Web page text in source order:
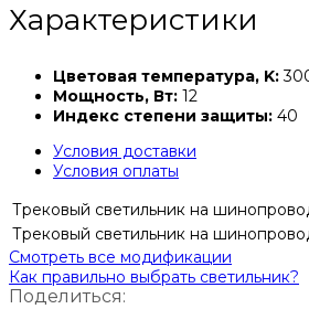
Характеристики
Цветовая температура, K:
Мощность, Вт: 12
Индекс степени защиты: 40
Условия доставки
Условия оплаты
Трековый светильник на
Трековый светильник на
Смотреть все модификации
Как правильно выбрать светильник?
Поделиться: